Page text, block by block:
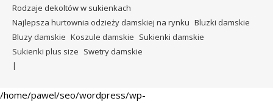
Rodzaje dekoltów w sukienkach
Najlepsza hurtownia odzieży damskiej na rynku Bluzki damskie
Bluzy damskie Koszule damskie Sukienki damskie
Sukienki plus size Swetry damskie
/home/pawel/seo/wordpress/wp-